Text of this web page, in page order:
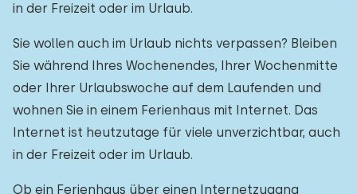
in der Freizeit oder im Urlaub.
Sie wollen auch im Urlaub nichts verpassen? Bleiben
Sie während Ihres Wochenendes, Ihrer Wochenmitte
oder Ihrer Urlaubswoche auf dem Laufenden und
wohnen Sie in einem Ferienhaus mit Internet. Das
Internet ist heutzutage für viele unverzichtbar, auch
in der Freizeit oder im Urlaub.
Ob ein Ferienhaus über einen Internetzugang